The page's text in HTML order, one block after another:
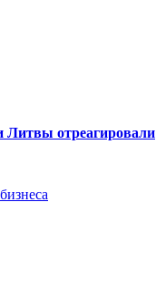
Литвы отреагировали